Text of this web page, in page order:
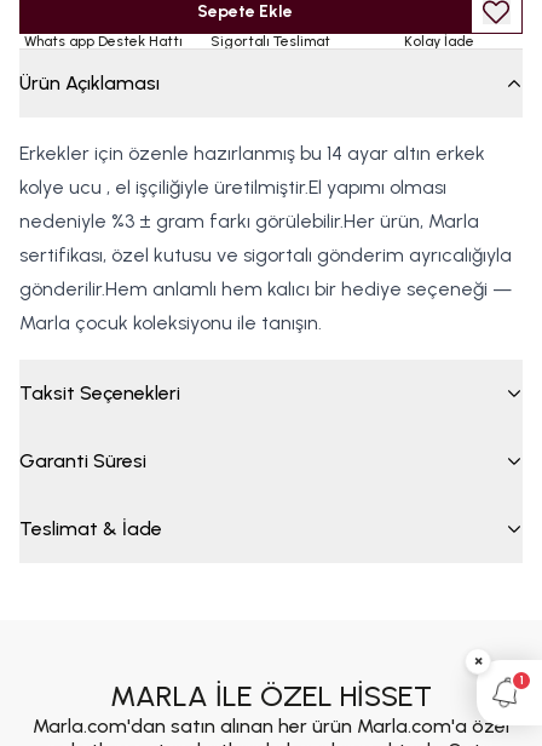
Sepete Ekle
Whats app Destek Hattı Sigortalı Teslimat Kolay İade
Ürün Açıklaması
Erkekler için özenle hazırlanmış bu 14 ayar altın erkek
kolye ucu , el işçiliğiyle üretilmiştir.El yapımı olması
nedeniyle %3 ± gram farkı görülebilir.Her ürün, Marla
sertifikası, özel kutusu ve sigortalı gönderim ayrıcalığıyla
gönderilir.Hem anlamlı hem kalıcı bir hediye seçeneği —
Marla çocuk koleksiyonu ile tanışın.
Taksit Seçenekleri
Garanti Süresi
Teslimat & İade
MARLA İLE ÖZEL HİSSET
Marla.com'dan satın alınan her ürün Marla.com'a özel
×
1